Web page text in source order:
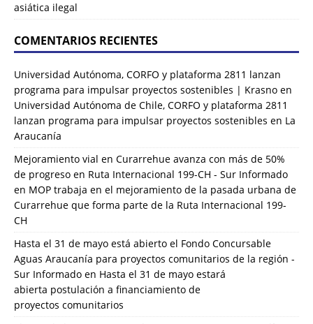
asiática ilegal
COMENTARIOS RECIENTES
Universidad Autónoma, CORFO y plataforma 2811 lanzan
programa para impulsar proyectos sostenibles | Krasno en
Universidad Autónoma de Chile, CORFO y plataforma 2811
lanzan programa para impulsar proyectos sostenibles en La
Araucanía
Mejoramiento vial en Curarrehue avanza con más de 50%
de progreso en Ruta Internacional 199-CH - Sur Informado
en MOP trabaja en el mejoramiento de la pasada urbana de
Curarrehue que forma parte de la Ruta Internacional 199-
CH
Hasta el 31 de mayo está abierto el Fondo Concursable
Aguas Araucanía para proyectos comunitarios de la región -
Sur Informado en Hasta el 31 de mayo estará
abierta postulación a financiamiento de
proyectos comunitarios